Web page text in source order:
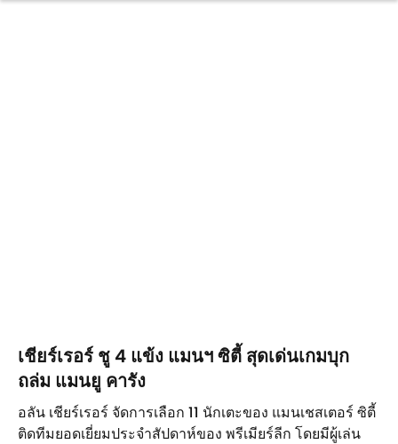
เชียร์เรอร์ ชู 4 แข้ง แมนฯ ซิตี้ สุดเด่นเกมบุก
ถล่ม แมนยู คารัง
อลัน เชียร์เรอร์ จัดการเลือก 11 นักเตะของ แมนเชสเตอร์ ซิตี้
ติดทีมยอดเยี่ยมประจำสัปดาห์ของ พรีเมียร์ลีก โดยมีผู้เล่น